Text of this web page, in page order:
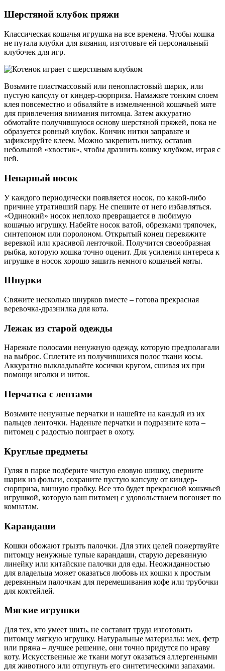
Шерстяной клубок пряжи
Классическая кошачья игрушка на все времена. Чтобы кошка
не путала клубки для вязания, изготовьте ей персональный
клубочек для игр.
Возьмите пластмассовый или пенопластовый шарик, или
пустую капсулу от киндер-сюрприза. Намажьте тонким слоем
клея повсеместно и обваляйте в измельченной кошачьей мяте
для привлечения внимания питомца. Затем аккуратно
обмотайте получившуюся основу шерстяной пряжей, пока не
образуется ровный клубок. Кончик нитки заправьте и
зафиксируйте клеем. Можно закрепить нитку, оставив
небольшой «хвостик», чтобы дразнить кошку клубком, играя с
ней.
Непарный носок
У каждого периодически появляется носок, по какой-либо
причине утративший пару. Не спешите от него избавляться.
«Одинокий» носок неплохо превращается в любимую
кошачью игрушку. Набейте носок ватой, обрезками тряпочек,
синтепоном или поролоном. Открытый конец перевяжите
веревкой или красивой ленточкой. Получится своеобразная
рыбка, которую кошка точно оценит. Для усиления интереса к
игрушке в носок хорошо зашить немного кошачьей мяты.
Шнурки
Свяжите несколько шнурков вместе – готова прекрасная
веревочка-дразнилка для кота.
Лежак из старой одежды
Нарежьте полосами ненужную одежду, которую предполагали
на выброс. Сплетите из получившихся полос ткани косы.
Аккуратно выкладывайте косички кругом, сшивая их при
помощи иголки и ниток.
Перчатка с лентами
Возьмите ненужные перчатки и нашейте на каждый из их
пальцев ленточки. Наденьте перчатки и подразните кота –
питомец с радостью поиграет в охоту.
Круглые предметы
Гуляя в парке подберите чистую еловую шишку, сверните
шарик из фольги, сохраните пустую капсулу от киндер-
сюрприза, винную пробку. Все это будет прекрасной кошачьей
игрушкой, которую ваш питомец с удовольствием погоняет по
комнатам.
Карандаши
Кошки обожают грызть палочки. Для этих целей пожертвуйте
питомцу ненужные тупые карандаши, старую деревянную
линейку или китайские палочки для еды. Неожиданностью
для владельца может оказаться любовь их кошки к простым
деревянным палочкам для перемешивания кофе или трубочки
для коктейлей.
Мягкие игрушки
Для тех, кто умеет шить, не составит труда изготовить
питомцу мягкую игрушку. Натуральные материалы: мех, фетр
или пряжа – лучшее решение, они точно придутся по нраву
коту. Искусственные же ткани могут оказаться аллергенными
для животного или отпугнуть его синтетическими запахами.